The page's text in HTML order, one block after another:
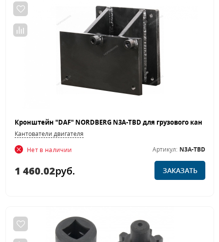
Кантователи двигателя
Нет в наличии
Артикул: N3A-TBD
1 460.02руб. ЗАКАЗАТЬ